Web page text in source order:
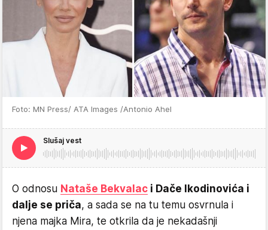
Foto: MN Press/ ATA Images /Antonio Ahel
Slušaj vest
O odnosu Nataše Bekvalac i Dače Ikodinovića i
dalje se priča, a sada se na tu temu osvrnula i
njena majka Mira, te otkrila da je nekadašnji